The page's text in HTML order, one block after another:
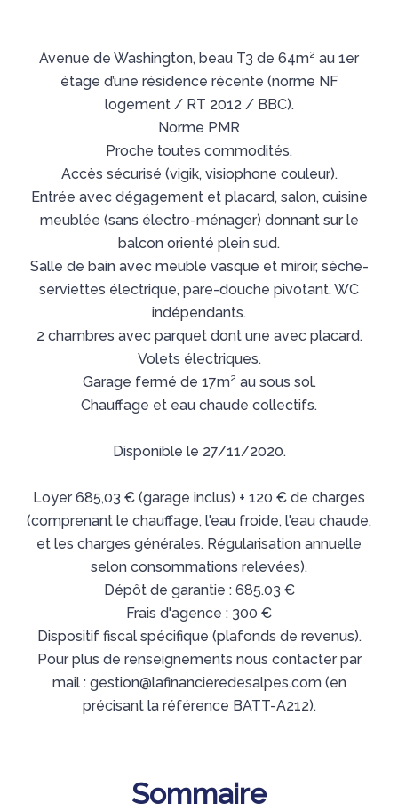
Avenue de Washington, beau T3 de 64m² au 1er
étage d’une résidence récente (norme NF
logement / RT 2012 / BBC).
Norme PMR
Proche toutes commodités.
Accès sécurisé (vigik, visiophone couleur).
Entrée avec dégagement et placard, salon, cuisine
meublée (sans électro-ménager) donnant sur le
balcon orienté plein sud.
Salle de bain avec meuble vasque et miroir, sèche-
serviettes électrique, pare-douche pivotant. WC
indépendants.
2 chambres avec parquet dont une avec placard.
Volets électriques.
Garage fermé de 17m² au sous sol.
Chauffage et eau chaude collectifs.
Disponible le 27/11/2020.
Loyer 685,03 € (garage inclus) + 120 € de charges
(comprenant le chauffage, l'eau froide, l'eau chaude,
et les charges générales. Régularisation annuelle
selon consommations relevées).
Dépôt de garantie : 685.03 €
Frais d'agence : 300 €
Dispositif fiscal spécifique (plafonds de revenus).
Pour plus de renseignements nous contacter par
mail : gestion@lafinancieredesalpes.com (en
précisant la référence BATT-A212).
Sommaire